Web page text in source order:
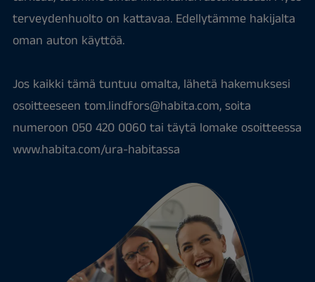
terveydenhuolto on kattavaa. Edellytämme hakijalta
oman auton käyttöä.
Jos kaikki tämä tuntuu omalta, lähetä hakemuksesi
osoitteeseen tom.lindfors@habita.com, soita
numeroon 050 420 0060 tai täytä lomake osoitteessa
www.habita.com/ura-habitassa